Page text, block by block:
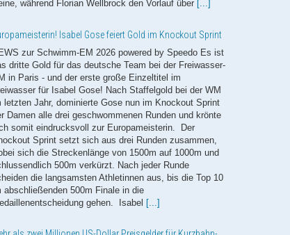
gehen. Isabel [...]
als zwei Millionen US-Dollar Preisgelder für Kurzbahn-
2026
Weltverband World Aquatics schüttet bei den
Weltmeisterschaften Ende des Jahres in
erneut Preisgelder von ingesamt mehr als zwei
US-Dollar aus. Im Vergleich zu den
2024 gibt es nur kleinere Anpassungen. Die
Änderung betrifft die sogenannte "Double
Wer eine Strecke sowohl bei allen drei Station
Weltcups gewinnt und dann auch bei der Kurzbahn-
triumphiert, erhält künftig 15.000 statt wie bisher
US-Dollar. Diese Sonderprämie wurde 2024 zum
Mal eingeführt, um den Aktiven einen zusätzlichen
zu bieten, an allen drei Weltcup-Wochenenden
der historischen Seidenstraße in[...]